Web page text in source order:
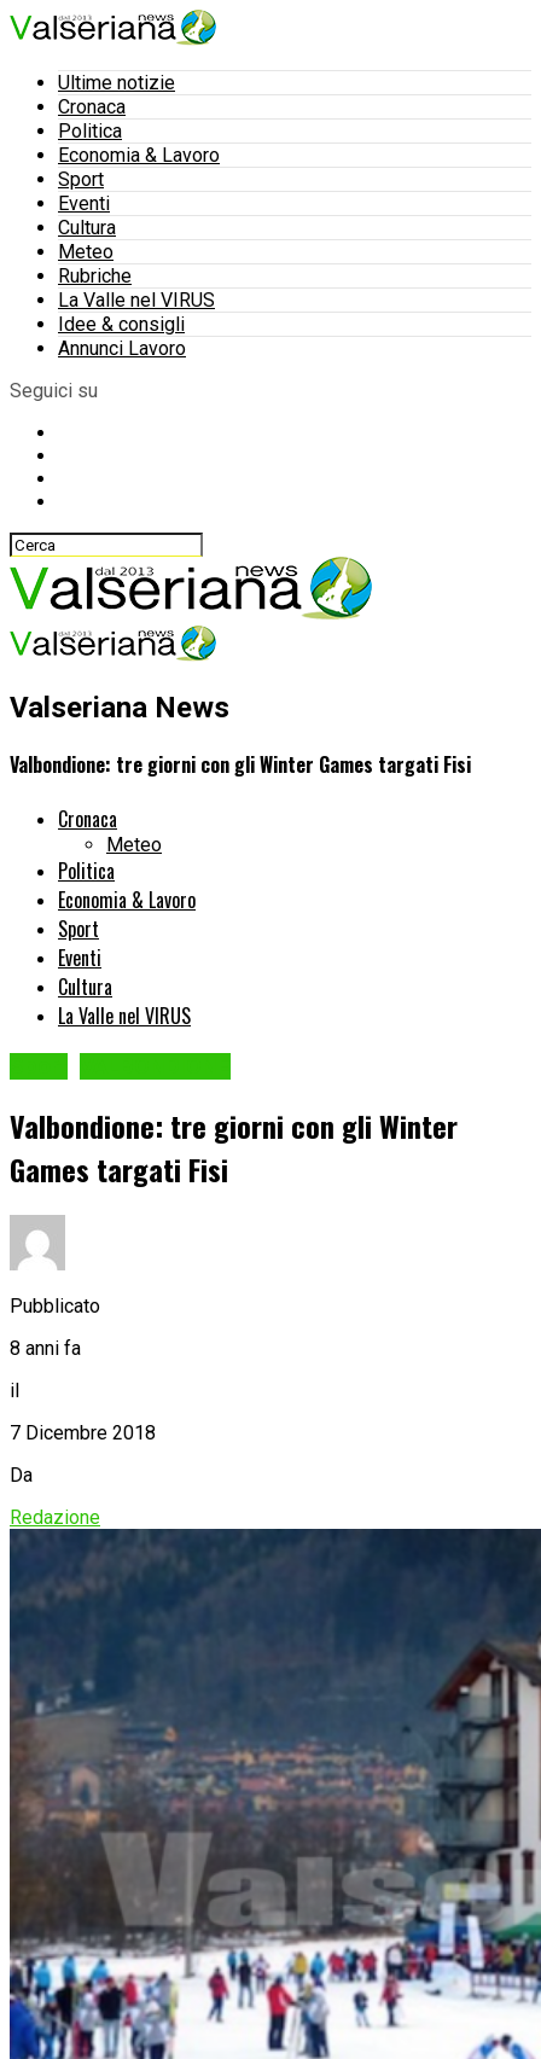
Ultime notizie
Cronaca
Politica
Economia & Lavoro
Sport
Eventi
Cultura
Meteo
Rubriche
La Valle nel VIRUS
Idee & consigli
Annunci Lavoro
Seguici su
Valseriana News
Valbondione: tre giorni con gli Winter Games targati Fisi
Cronaca
Meteo
Politica
Economia & Lavoro
Sport
Eventi
Cultura
La Valle nel VIRUS
Valbondione: tre giorni con gli Winter
Games targati Fisi
Pubblicato
8 anni fa
il
7 Dicembre 2018
Da
Redazione